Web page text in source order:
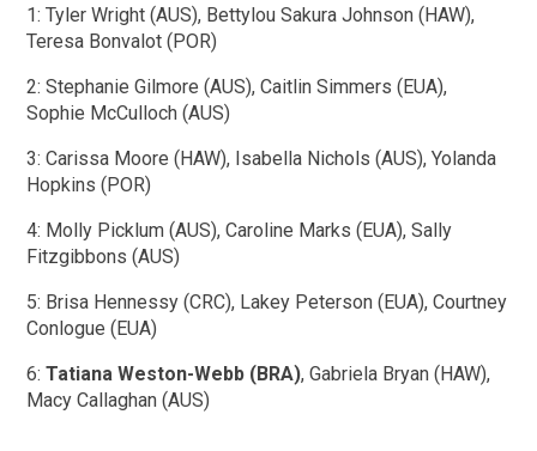
1: Tyler Wright (AUS), Bettylou Sakura Johnson (HAW),
Teresa Bonvalot (POR)
2: Stephanie Gilmore (AUS), Caitlin Simmers (EUA),
Sophie McCulloch (AUS)
3: Carissa Moore (HAW), Isabella Nichols (AUS), Yolanda
Hopkins (POR)
4: Molly Picklum (AUS), Caroline Marks (EUA), Sally
Fitzgibbons (AUS)
5: Brisa Hennessy (CRC), Lakey Peterson (EUA), Courtney
Conlogue (EUA)
6:Tatiana Weston-Webb (BRA), Gabriela Bryan (HAW),
Macy Callaghan (AUS)